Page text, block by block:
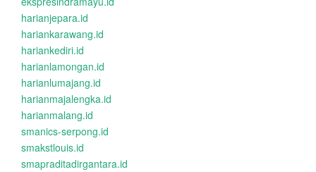
harianjepara.id
hariankarawang.id
hariankediri.id
harianlamongan.id
harianlumajang.id
harianmajalengka.id
harianmalang.id
smanics-serpong.id
smakstlouis.id
smapraditadirgantara.id